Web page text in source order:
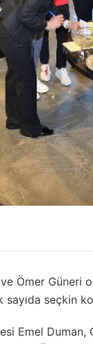
Ömer Güneri
seçkin
Emel